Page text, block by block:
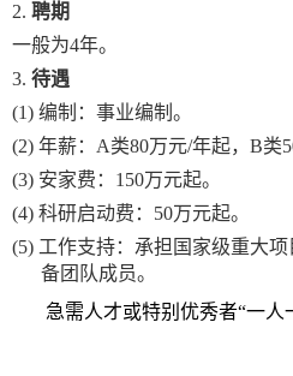
2. 聘期
一般为4年。
3. 待遇
(1) 编制：事业编制。
(2) 年薪： A类80万元/年起，B类
(3) 安家费： 150万元起。
(4) 科研启动费： 50万元起。
(5) 工作支持：承担国家级重大
备团队成员。
急需人才或特别优秀者“一人